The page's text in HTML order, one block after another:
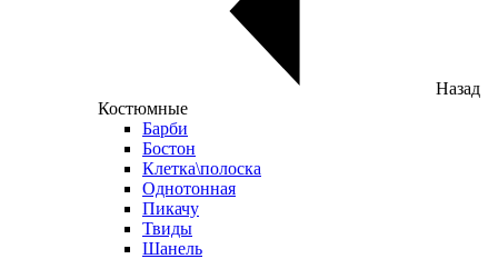
Назад
Костюмные
Барби
Бостон
Клетка\полоска
Однотонная
Пикачу
Твиды
Шанель